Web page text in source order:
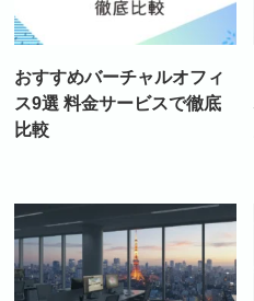
おすすめバーチャルオフィ
ス9選 料金サービスで徹底
比較